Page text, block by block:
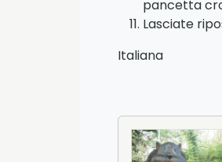
pancetta
Lasciate
Italiana